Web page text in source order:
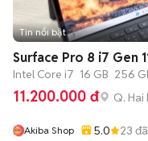
Tin nổi bật
Surface Pro 8 i7 Gen
Intel Core i7 16 GB 256
11.200.000 đ Q. Hai
Akiba Shop 5.0 23